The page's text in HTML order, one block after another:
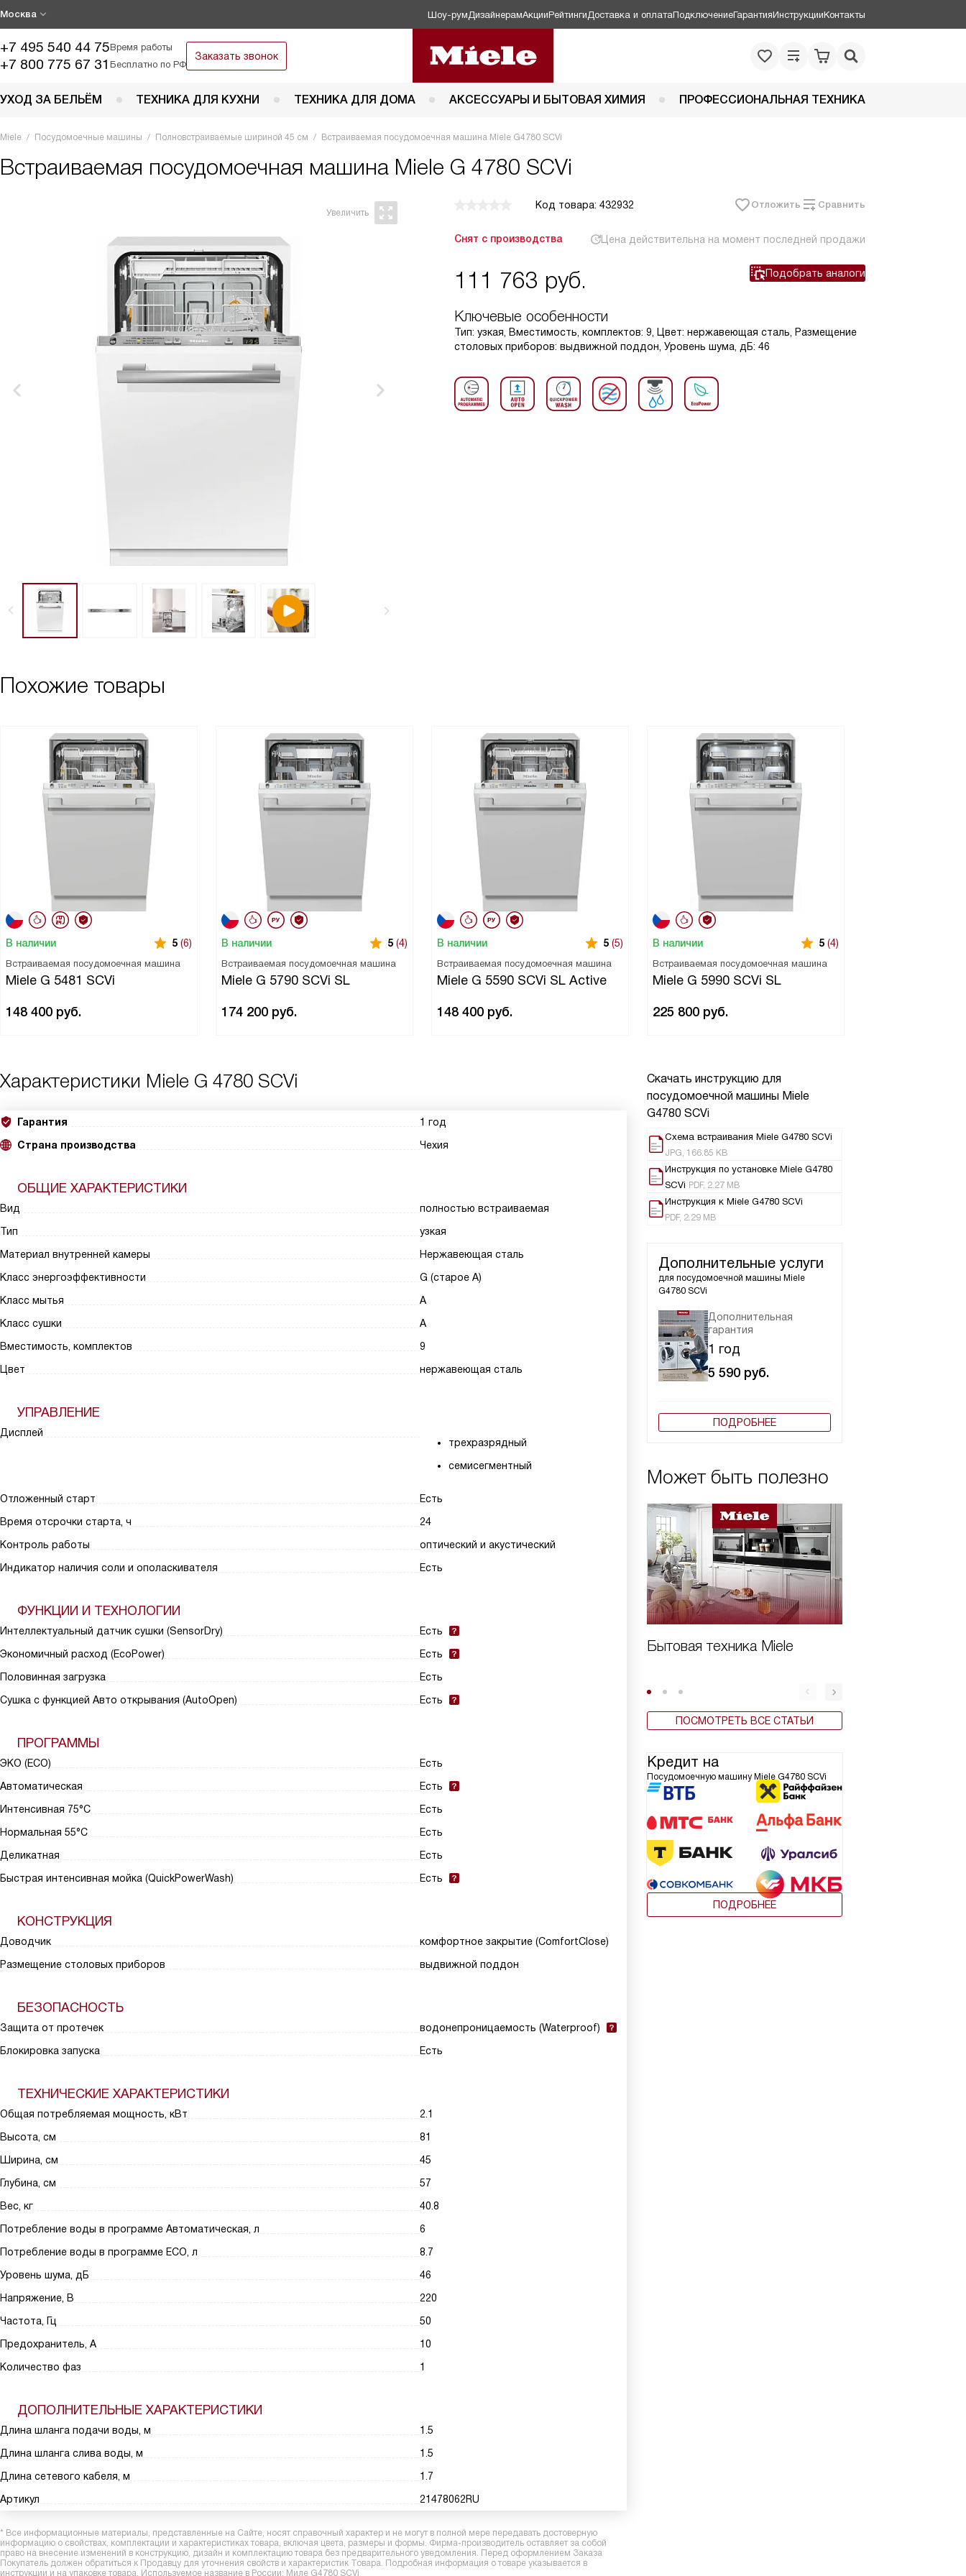
Москва Шоу-рум ДизайнерамАкцииРейтинги Доставка и оплатаПодключениеГарантияИнструкцииКонтакты
+7 495 540 44 75Время работы
+7 800 775 67 31 Бесплатно по РФ
Заказать звонок
УХОД ЗА БЕЛЬЁМ ТЕХНИКА ДЛЯ КУХНИ ТЕХНИКА ДЛЯ ДОМА АКСЕССУАРЫ И БЫТОВАЯ ХИМИЯ ПРОФЕССИОНАЛЬНАЯ ТЕХНИКА
Miele Посудомоечные машины Полновстраиваемые шириной 45 см Встраиваемая посудомоечная машина Miele G4780 SCVi
Встраиваемая посудомоечная машина Miele G 4780 SCVi
Код товара: 432932 Отложить Сравнить
Снят с производства Цена действительна на момент последней продажи
111 763 руб. Подобрать аналоги
Ключевые особенности
Тип: узкая, Вместимость, комплектов: 9, Цвет: нержавеющая сталь, Размещение
столовых приборов: выдвижной поддон, Уровень шума, дБ: 46
Похожие товары
В наличии 5 (6)
Встраиваемая посудомоечная машина
Miele G 5481 SCVi
148 400 руб.
В наличии 5 (4)
Встраиваемая посудомоечная машина
Miele G 5790 SCVi SL
174 200 руб.
В наличии 5 (5)
Встраиваемая посудомоечная машина
Miele G 5590 SCVi SL Active
148 400 руб.
В наличии 5 (4)
Встраиваемая посудомоечная машина
Miele G 5990 SCVi SL
225 800 руб.
Скачать инструкцию для
посудомоечной машины Miele
G4780 SCVi
Схема встраивания Miele G4780 SCVi
JPG, 166.85 KB
Инструкция по установке Miele G4780
SCVi PDF, 2.27 MB
Инструкция к Miele G4780 SCVi
PDF, 2.29 MB
Дополнительные услуги
для посудомоечной машины Miele
G4780 SCVi
Дополнительная
гарантия
1 год
5 590 руб.
ПОДРОБНЕЕ
Может быть полезно
Бытовая техника Miele
ПОСМОТРЕТЬ ВСЕ СТАТЬИ
Кредит на
Посудомоечную машину Miele G4780 SCVi
ПОДРОБНЕЕ
Характеристики Miele G 4780 SCVi
Гарантия
1 год
Страна производства
Чехия
ОБЩИЕ ХАРАКТЕРИСТИКИ
Вид
полностью встраиваемая
Тип
узкая
Материал внутренней камеры
Нержавеющая сталь
Класс энергоэффективности
G (старое A)
Класс мытья
A
Класс сушки
A
Вместимость, комплектов
9
Цвет
нержавеющая сталь
УПРАВЛЕНИЕ
Дисплей
трехразрядный
семисегментный
Отложенный старт
Есть
Время отсрочки старта, ч
24
Контроль работы
оптический и акустический
Индикатор наличия соли и ополаскивателя
Есть
ФУНКЦИИ И ТЕХНОЛОГИИ
Интеллектуальный датчик сушки (SensorDry)
Есть
Экономичный расход (EcoPower)
Есть
Половинная загрузка
Есть
Сушка с функцией Авто открывания (AutoOpen)
Есть
ПРОГРАММЫ
ЭКО (ECO)
Есть
Автоматическая
Есть
Интенсивная 75°С
Есть
Нормальная 55°С
Есть
Деликатная
Есть
Быстрая интенсивная мойка (QuickPowerWash)
Есть
КОНСТРУКЦИЯ
Доводчик
комфортное закрытие (ComfortClose)
Размещение столовых приборов
выдвижной поддон
БЕЗОПАСНОСТЬ
Защита от протечек
водонепроницаемость (Waterproof)
Блокировка запуска
Есть
ТЕХНИЧЕСКИЕ ХАРАКТЕРИСТИКИ
Общая потребляемая мощность, кВт
2.1
Высота, см
81
Ширина, см
45
Глубина, см
57
Вес, кг
40.8
Потребление воды в программе Автоматическая, л
6
Потребление воды в программе ECO, л
8.7
Уровень шума, дБ
46
Напряжение, В
220
Частота, Гц
50
Предохранитель, А
10
Количество фаз
1
ДОПОЛНИТЕЛЬНЫЕ ХАРАКТЕРИСТИКИ
Длина шланга подачи воды, м
1.5
Длина шланга слива воды, м
1.5
Длина сетевого кабеля, м
1.7
Артикул
21478062RU
* Все информационные материалы, представленные на Сайте, носят справочный характер и не могут в полной мере передавать достоверную
информацию о свойствах, комплектации и характеристиках товара, включая цвета, размеры и формы. Фирма-производитель оставляет за собой
право на внесение изменений в конструкцию, дизайн и комплектацию товара без предварительного уведомления. Перед оформлением Заказа
Покупатель должен обратиться к Продавцу для уточнения свойств и характеристик Товара. Подробная информация о товаре указывается в
инструкции и на упаковке товара. Используемое название в России: Миле G4780 SCVi